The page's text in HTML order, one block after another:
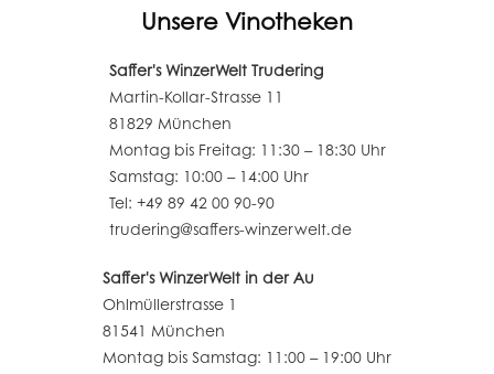
Unsere Vinotheken
Saffer's WinzerWelt Trudering
Martin-Kollar-Strasse 11
81829 München
Montag bis Freitag: 11:30 – 18:30 Uhr
Samstag: 10:00 – 14:00 Uhr
Tel: +49 89 42 00 90-90
trudering@saffers-winzerwelt.de
Saffer's WinzerWelt in der Au
Ohlmüllerstrasse 1
81541 München
Montag bis Samstag: 11:00 – 19:00 Uhr